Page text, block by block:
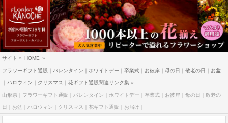
サイト » HOME »
フラワーギフト通販｜バレンタイン｜ホワイトデー｜卒業式｜お彼岸｜母の日｜敬老の日｜お盆
｜ハロウィン｜クリスマス｜花ギフト通販関連リンク集 »
山形県｜フラワーギフト通販｜バレンタイン｜ホワイトデー｜卒業式｜お彼岸｜母の日｜敬老の
日｜お盆｜ハロウィン｜クリスマス｜花ギフト通販｜お届け｜